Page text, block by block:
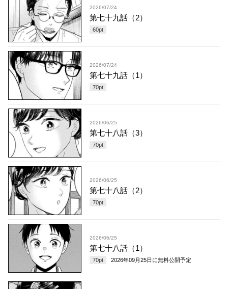
2026/07/24
第七十九話（2）
60pt
2026/07/24
第七十九話（1）
70pt
2026/06/25
第七十八話（3）
70pt
2026/06/25
第七十八話（2）
70pt
2026/06/25
第七十八話（1）
70pt 2026年09月25日 に無料公開予定